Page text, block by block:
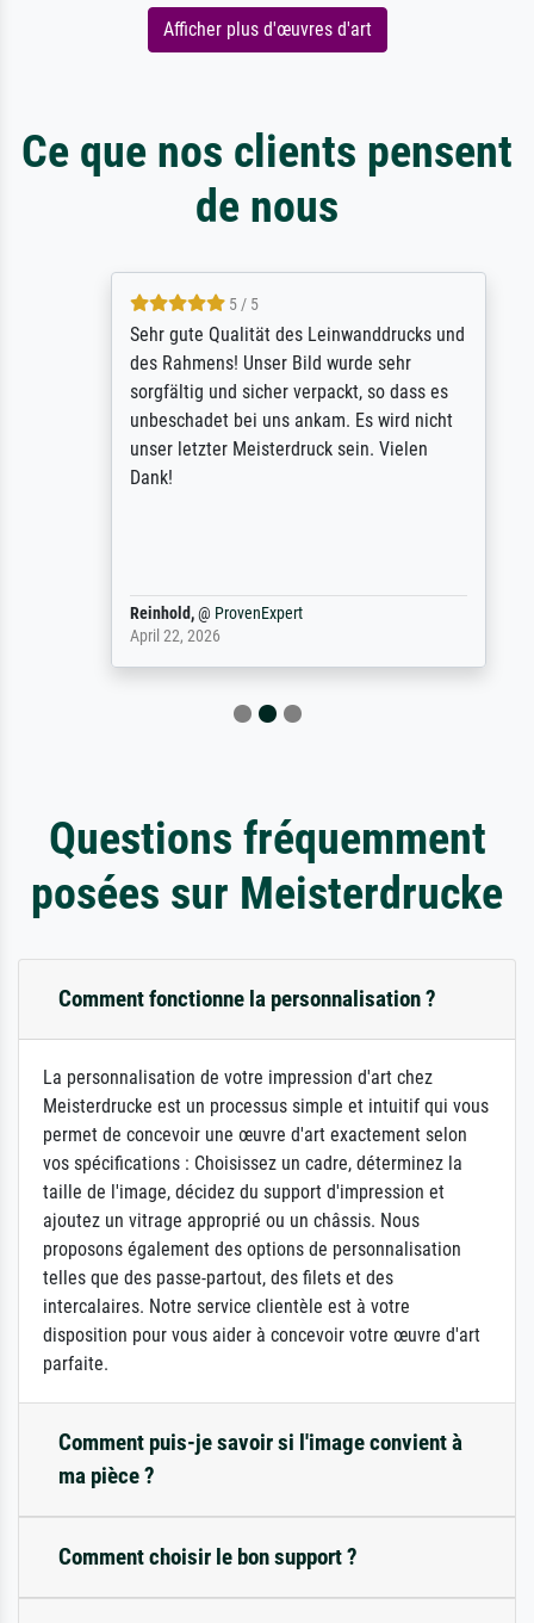
Afficher plus d'œuvres d'art
Ce que nos clients pensent
de nous
5 / 5
Sehr gute Qualität des Leinwanddrucks und
des Rahmens! Unser Bild wurde sehr
sorgfältig und sicher verpackt, so dass es
unbeschadet bei uns ankam. Es wird nicht
unser letzter Meisterdruck sein. Vielen
Dank!
Reinhold,@ProvenExpert
April 22, 2026
Questions fréquemment
posées sur Meisterdrucke
Comment fonctionne la personnalisation ?
La personnalisation de votre impression d'art chez
Meisterdrucke est un processus simple et intuitif qui vous
permet de concevoir une œuvre d'art exactement selon
vos spécifications : Choisissez un cadre, déterminez la
taille de l'image, décidez du support d'impression et
ajoutez un vitrage approprié ou un châssis. Nous
proposons également des options de personnalisation
telles que des passe-partout, des filets et des
intercalaires. Notre service clientèle est à votre
disposition pour vous aider à concevoir votre œuvre d'art
parfaite.
Comment puis-je savoir si l'image convient à
ma pièce ?
Comment choisir le bon support ?